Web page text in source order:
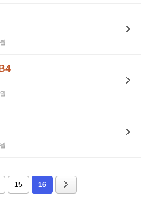
15 16